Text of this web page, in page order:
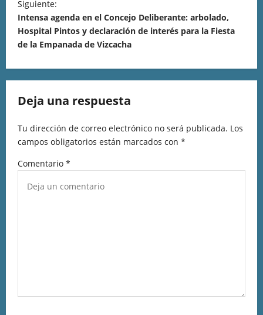
Siguiente:
Intensa agenda en el Concejo Deliberante: arbolado,
Hospital Pintos y declaración de interés para la Fiesta
de la Empanada de Vizcacha
Deja una respuesta
Tu dirección de correo electrónico no será publicada. Los
campos obligatorios están marcados con *
Comentario *